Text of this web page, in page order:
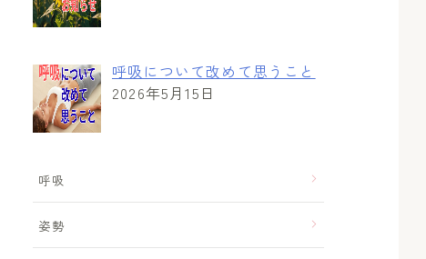
呼吸について改めて思うこと
2026年5月15日
呼吸
姿勢